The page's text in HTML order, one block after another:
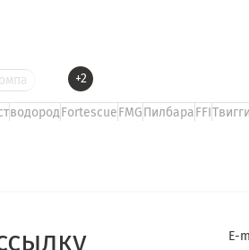
+2
водородFortescueFMGПилбараFFIТвигги
E-